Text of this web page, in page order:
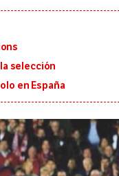
selección
en España
de magnitud
prefectura de Kumamoto,
provocando una
de gran...